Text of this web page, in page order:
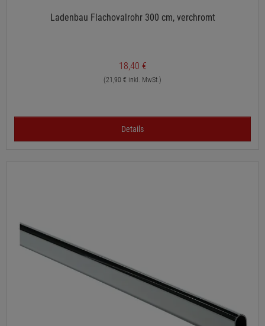
Ladenbau Flachovalrohr 300 cm, verchromt
18,40 €
(21,90 € inkl. MwSt.)
Details